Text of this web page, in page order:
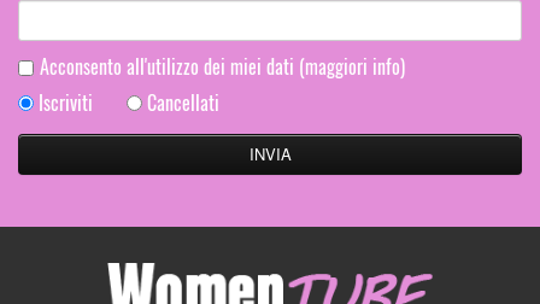
Acconsento all'utilizzo dei miei dati (maggiori info)
Iscriviti
Cancellati